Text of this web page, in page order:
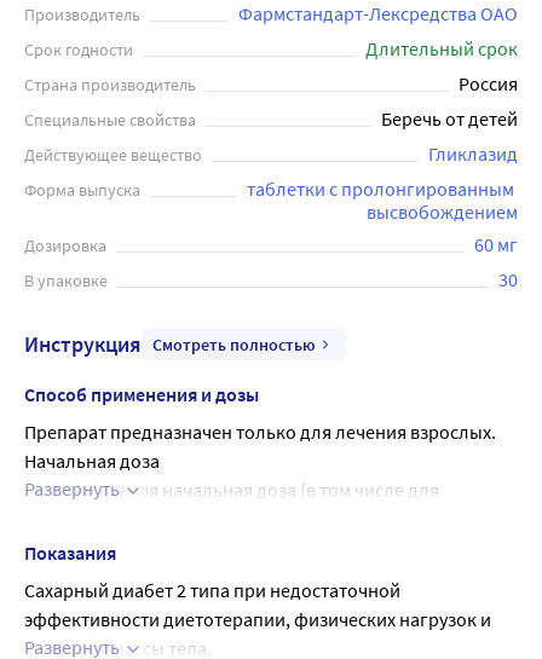
Производитель Фармстандарт-Лексредства ОАО
Срок годности Длительный срок
Страна производитель Россия
Специальные свойства Беречь от детей
Действующее вещество Гликлазид
Форма выпуска
таблетки с пролонгированным
высвобождением
Дозировка 60 мг
В упаковке 30
Инструкция Смотреть полностью
Способ применения и дозы
Препарат предназначен только для лечения взрослых.
Начальная доза
Рекомендуемая начальная доза (в том числе для
таблетка для дозировки 30 мг или 1/2 таблетки для
дозировки 60 мг). Рекомендуемую дозу препарата
следует принимать внутрь, 1 раз в сутки,
предпочтительно во время завтрака. Рекомендуется
Развернуть
Показания
Сахарный диабет 2 типа при недостаточной
эффективности диетотерапии, физических нагрузок и
снижения массы тела.
Развернуть